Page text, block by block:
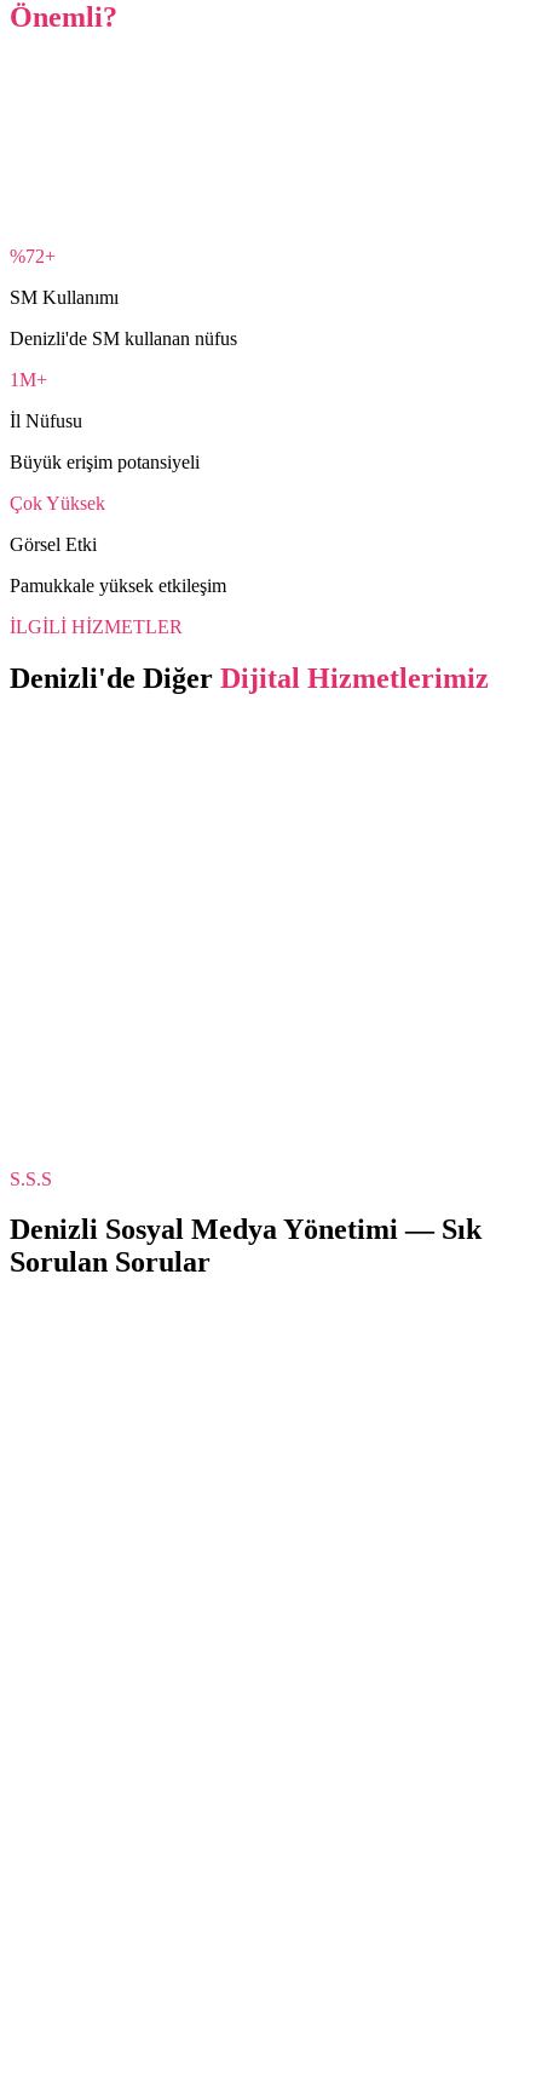
Önemli?
%72+
SM Kullanımı
Denizli'de SM kullanan nüfus
1M+
İl Nüfusu
Büyük erişim potansiyeli
Çok Yüksek
Görsel Etki
Pamukkale yüksek etkileşim
İLGİLİ HİZMETLER
Denizli'de Diğer Dijital Hizmetlerimiz
S.S.S
Denizli Sosyal Medya Yönetimi— Sık
Sorulan Sorular